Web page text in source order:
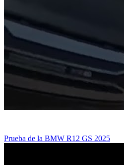
Prueba de la BMW R12 GS 2025